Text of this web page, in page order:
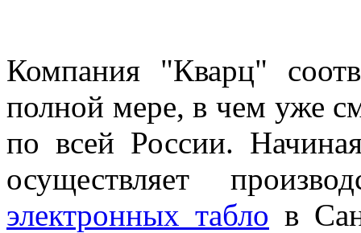
Компания "Кварц"
полной мере, в чем уже
по всей России.
осуществляет
электронных табло в